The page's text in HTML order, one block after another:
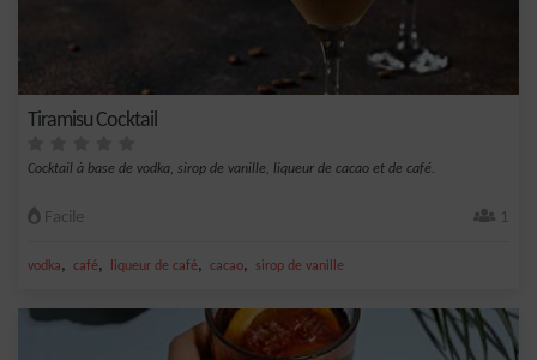
Tiramisu Cocktail
Cocktail à base de vodka, sirop de vanille, liqueur de cacao et de café.
Facile 1
vodka, café, liqueur de café, cacao, sirop de vanille